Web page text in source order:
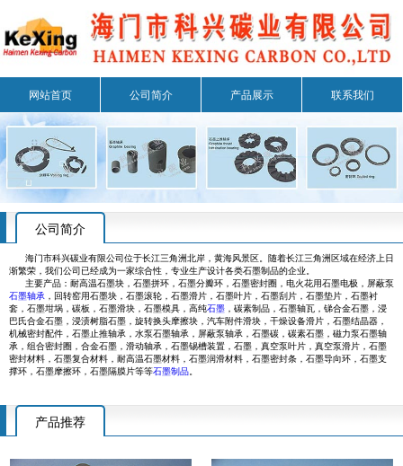
网站首页 公司简介 产品展示 联系我们
公司简介
海门市科兴碳业有限公司位于长江三角洲北岸，黄海风景区。随着长江三角洲区域在经济上日
渐繁荣，我们公司已经成为一家综合性，专业生产设计各类石墨制品的企业。
主要产品：耐高温石墨块，石墨拼环，石墨分瓣环，石墨密封圈，电火花用石墨电极，屏蔽泵
石墨轴承 ，回转窑用石墨块，石墨滚轮，石墨滑片，石墨叶片，石墨刮片，石墨垫片，石墨衬
套，石墨坩埚，碳板，石墨滑块，石墨模具，高纯石墨 ，碳素制品，石墨轴瓦，锑合金石墨，浸
巴氏合金石墨，浸渍树脂石墨，旋转换头摩擦块，汽车附件滑块，干燥设备滑片，石墨结晶器，
机械密封配件，石墨止推轴承，水泵石墨轴承，屏蔽泵轴承，石墨碳，碳素石墨，磁力泵石墨轴
承，组合密封圈，合金石墨，滑动轴承，石墨锡槽装置，石墨，真空泵叶片，真空泵滑片，石墨
密封材料，石墨复合材料，耐高温石墨材料，石墨润滑材料，石墨密封条，石墨导向环，石墨支
撑环，石墨摩擦环，石墨隔膜片等等石墨制品
产品推荐